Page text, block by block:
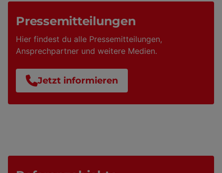
Pressemitteilungen
Hier findest du alle Pressemitteilungen,
Ansprechpartner und weitere Medien.
Jetzt informieren